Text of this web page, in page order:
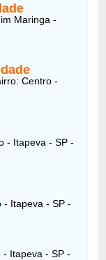
Maringa -
Centro -
- Itapeva - SP -
- Itapeva - SP -
Itapeva - SP -